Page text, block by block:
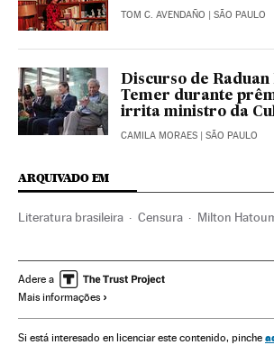
TOM C. AVENDAÑO | SÃO PAULO
Discurso de
Temer durante
irrita ministro da
CAMILA MORAES | SÃO PAULO
ARQUIVADO EM
Literatura brasileira Censura Milton
Ditadura militar Brasil Ditadura
América Latina
Meios comunicação Comunicação
Adere a
Mais informações
Si está interesado en licenciar este contenido, pinche